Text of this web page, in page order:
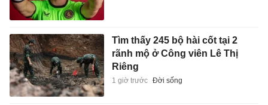
Tìm thấy 245 bộ hài cốt tại 2
rãnh mộ ở Công viên Lê Thị
Riêng
1 giờ trước Đời sống